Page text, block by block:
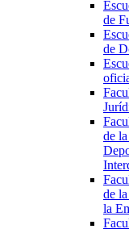
de
de
de
de
la